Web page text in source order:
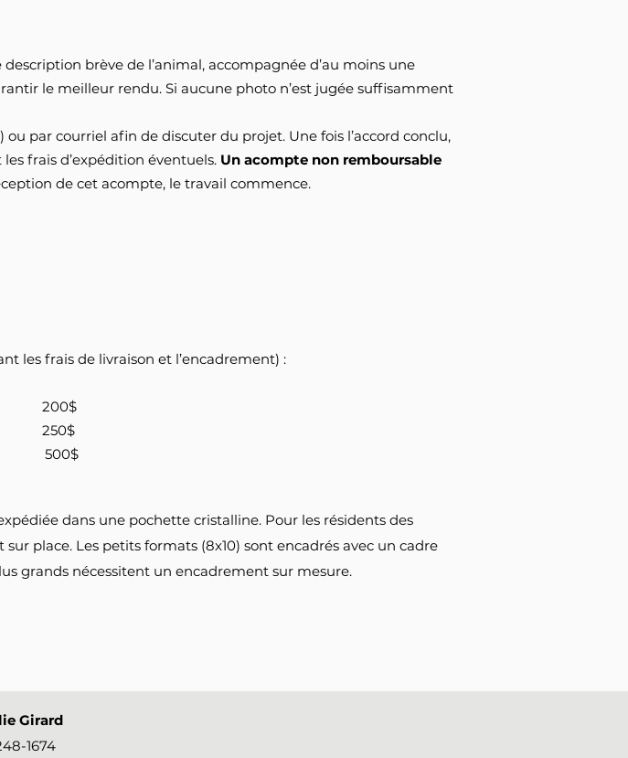
brève de l’animal, accompagnée d’au moins une
le meilleur rendu. Si aucune photo n’est jugée suffisamment
par courriel afin de discuter du projet. Une fois l’accord conclu,
frais d’expédition éventuels. Un acompte non remboursable
de cet acompte, le travail commence.
les frais de livraison et l’encadrement) :
200$
250$
500$
dans une pochette cristalline. Pour les résidents des
place. Les petits formats (8x10) sont encadrés avec un cadre
grands nécessitent un encadrement sur mesure.
Girard
1674